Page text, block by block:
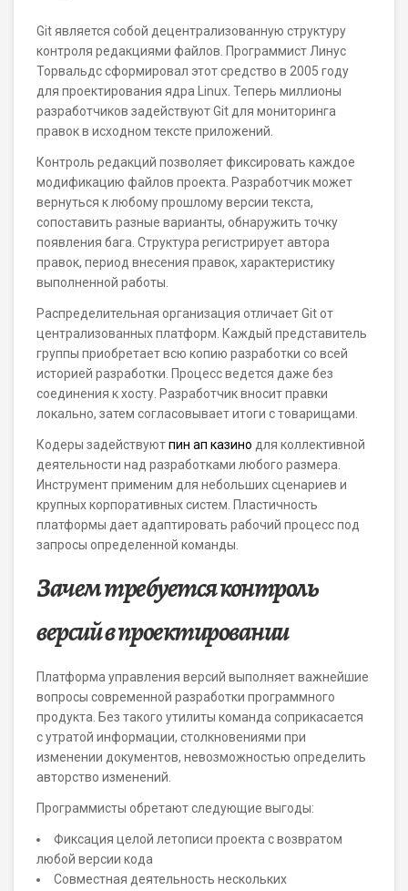
Git является собой децентрализованную структуру
контроля редакциями файлов. Программист Линус
Торвальдс сформировал этот средство в 2005 году
для проектирования ядра Linux. Теперь миллионы
разработчиков задействуют Git для мониторинга
правок в исходном тексте приложений.
Контроль редакций позволяет фиксировать каждое
модификацию файлов проекта. Разработчик может
вернуться к любому прошлому версии текста,
сопоставить разные варианты, обнаружить точку
появления бага. Структура регистрирует автора
правок, период внесения правок, характеристику
выполненной работы.
Распределительная организация отличает Git от
централизованных платформ. Каждый представитель
группы приобретает всю копию разработки со всей
историей разработки. Процесс ведется даже без
соединения к хосту. Разработчик вносит правки
локально, затем согласовывает итоги с товарищами.
Кодеры задействуютпин ап казино для коллективной
деятельности над разработками любого размера.
Инструмент применим для небольших сценариев и
крупных корпоративных систем. Пластичность
платформы дает адаптировать рабочий процесс под
запросы определенной команды.
Зачем требуется контроль
версий в проектировании
Платформа управления версий выполняет важнейшие
вопросы современной разработки программного
продукта. Без такого утилиты команда соприкасается
с утратой информации, столкновениями при
изменении документов, невозможностью определить
авторство изменений.
Программисты обретают следующие выгоды:
Фиксация целой летописи проекта с возвратом
любой версии кода
Совместная деятельность нескольких